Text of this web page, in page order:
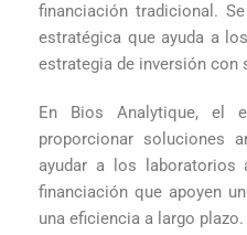
financiación tradicional.
estratégica que ayuda a
estrategia de inversión con
En Bios Analytique, el
proporcionar soluciones
ayudar a los laboratorios
financiación que apoyen
una eficiencia a largo plazo.